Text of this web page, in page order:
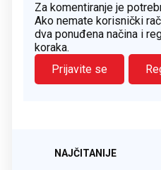
Za komentiranje je
Ako nemate korisnički
dva ponuđena načina i
koraka.
Prijavite se
NAJČITANIJE